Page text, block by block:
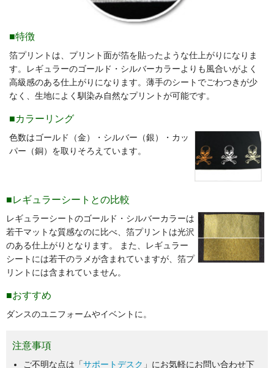
■特徴
箔プリントは、プリント面が箔を貼ったような仕上がりになりま
す。レギュラーのゴールド・シルバーカラーよりも風合いがよく
高級感のある仕上がりになります。薄手のシートでごわつきが少
なく、生地によく馴染み自然なプリントが可能です。
■カラーリング
色数はゴールド（金）・シルバー（銀）・カッ
パー（銅）を取りそろえています。
■レギュラーシートとの比較
レギュラーシートのゴールド・シルバーカラーは
若干マットな質感なのに比べ、箔プリントは光沢
のある仕上がりとなります。 また、レギュラー
シートには若干のラメが含まれていますが、箔プ
リントには含まれていません。
■おすすめ
ダンスのユニフォームやイベントに。
注意事項
ご不明な点は「サポートデスク 」にお気軽にお問い合わせ下